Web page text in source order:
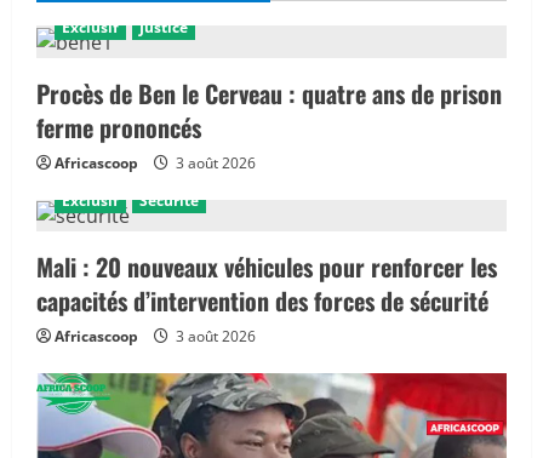
Exclusif Justice
Procès de Ben le Cerveau : quatre ans de prison
ferme prononcés
Africascoop
3 août 2026
Exclusif
Sécurité
Mali : 20 nouveaux véhicules pour renforcer les
capacités d’intervention des forces de sécurité
Africascoop 3 août 2026